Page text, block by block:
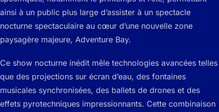
ainsi à un public plus large d’assister à un spectacle
nocturne spectaculaire au cœur d’une nouvelle zone
paysagère majeure, Adventure Bay.
Ce show nocturne inédit mêle technologies avancées telles
que des projections sur écran d’eau, des fontaines
musicales synchronisées, des ballets de drones et des
effets pyrotechniques impressionnants. Cette combinaison